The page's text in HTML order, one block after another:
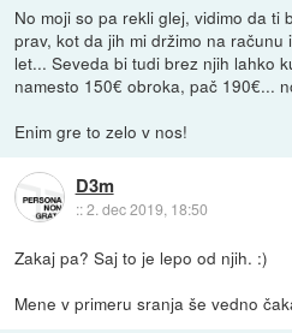
No moji so pa rekli glej, vidimo da ti
prav, kot da jih mi držimo na
let... Seveda bi tudi brez njih lahko
namesto 150€ obroka, pač 190€...
Enim gre to zelo v nos!
D3m
::2. dec 2019, 18:50
Zakaj pa? Saj to je lepo od njih. :)
Mene v primeru sranja še vedno